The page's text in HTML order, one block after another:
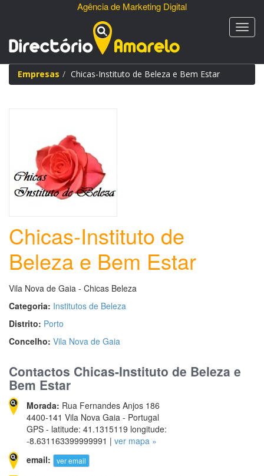
Agência de Marketing Digital
Empresas Chicas-Instituto de Beleza e Bem Estar
Chicas-Instituto de
Beleza e Bem Estar
Vila Nova de Gaia - Chicas Beleza
Categoria: Institutos de Beleza
Distrito: Porto
Concelho: Vila Nova de Gaia
Contactos Chicas-Instituto de Beleza e
Bem Estar
Morada: Rua Fernandes Anjos 186
4400-141 Vila Nova Gaia - Portugal
GPS - latitude: 41.1315119 longitude:
-8.631163399999991 | ver mapa »
email:
ver email